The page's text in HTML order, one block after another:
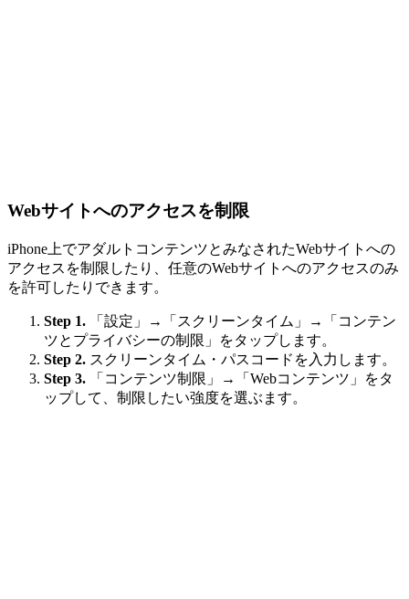
Webサイトへのアクセスを制限
iPhone上でアダルトコンテンツとみなされたWebサイトへの
アクセスを制限したり、任意のWebサイトへのアクセスのみ
を許可したりできます。
Step 1.
「設定」→「スクリーンタイム」→「コンテン
ツとプライバシーの制限」をタップします。
Step 2. スクリーンタイム・パスコードを入力します。
Step 3.
「コンテンツ制限」→「Webコンテンツ」をタ
ップして、制限したい強度を選ぶます。